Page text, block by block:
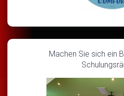
Machen Sie sich ein